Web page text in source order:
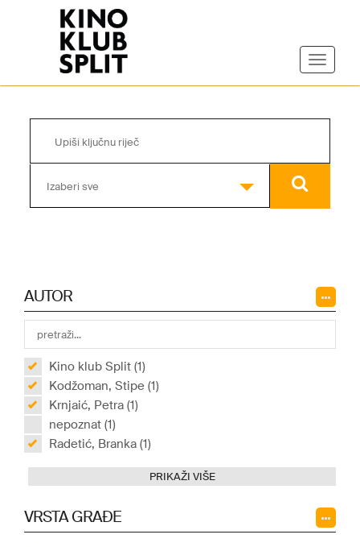
Izaberi sve
AUTOR
Kino klub Split (1)
Kodžoman, Stipe (1)
Krnjaić, Petra (1)
nepoznat (1)
Radetić, Branka (1)
PRIKAŽI VIŠE
VRSTA GRAĐE